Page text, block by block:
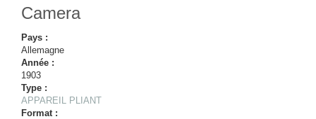
Camera
Pays :
Allemagne
Année :
1903
Type :
APPAREIL PLIANT
Format :